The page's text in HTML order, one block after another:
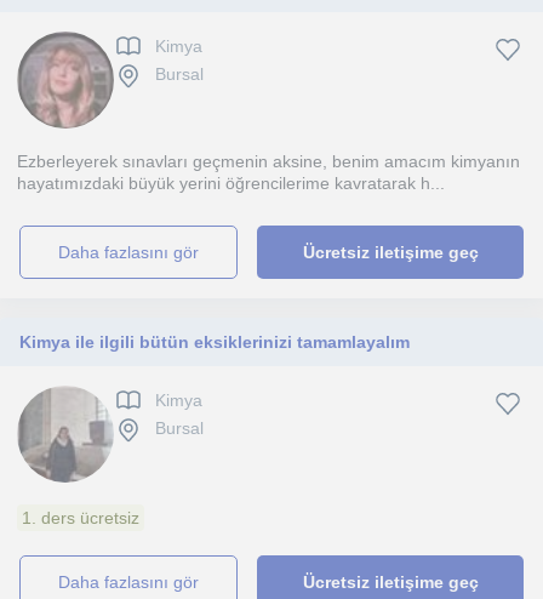
Kimya
Bursal
Ezberleyerek sınavları geçmenin aksine, benim amacım kimyanın
hayatımızdaki büyük yerini öğrencilerime kavratarak h...
daha fazlasını gör Ücretsiz iletişime geç
Kimya ile ilgili bütün eksiklerinizi tamamlayalım
Kimya
Bursal
1. ders ücretsiz
daha fazlasını gör Ücretsiz iletişime geç